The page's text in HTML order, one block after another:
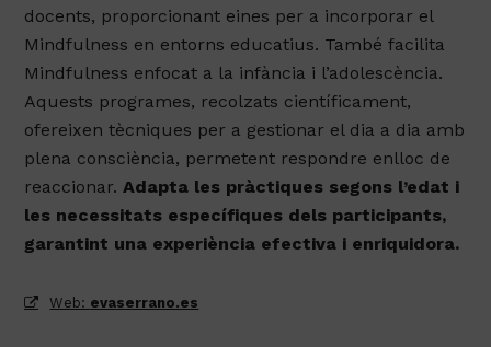
docents, proporcionant eines per a incorporar el
Mindfulness en entorns educatius. També facilita
Mindfulness enfocat a la infància i l’adolescència.
Aquests programes, recolzats científicament,
ofereixen tècniques per a gestionar el dia a dia amb
plena consciència, permetent respondre enlloc de
reaccionar.Adapta les pràctiques segons l’edat i
les necessitats específiques dels participants,
garantint una experiència efectiva i enriquidora.
Web: evaserrano.es